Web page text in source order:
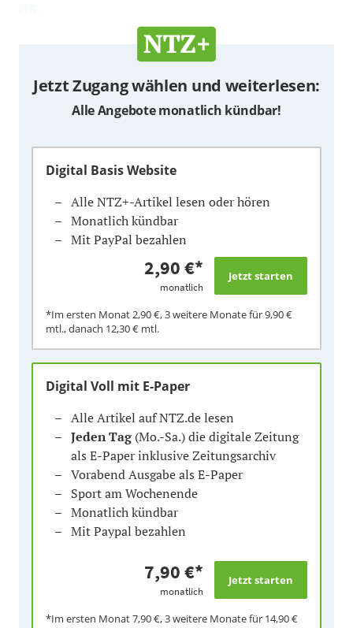
Jetzt Zugang wählen und weiterlesen:
Alle Angebote monatlich kündbar!
Digital Basis Website
Alle NTZ+-Artikel lesen oder hören
Monatlich kündbar
Mit PayPal bezahlen
2,90 €*
monatlich
*Im ersten Monat2,90 €, 3 weitere Monate für9,90 €
mtl., danach 12,30 € mtl.
Digital Voll mit E-Paper
Alle Artikel auf NTZ.de lesen
Jeden Tag(Mo.-Sa.) die digitale Zeitung
als E-Paper inklusive Zeitungsarchiv
Vorabend Ausgabe als E-Paper
Sport am Wochenende
Monatlich kündbar
Mit Paypal bezahlen
7,90 €*
monatlich
*Im ersten Monat7,90 €, 3 weitere Monate für 14,90 €